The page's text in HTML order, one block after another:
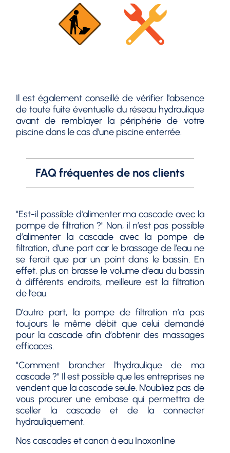
Il est également conseillé de vérifier l'absence
de toute fuite éventuelle du réseau hydraulique
avant de remblayer la périphérie de votre
piscine dans le cas d'une piscine enterrée.
FAQ fréquentes de nos clients
"Est-il possible d'alimenter ma cascade avec la
pompe de filtration ?" Non, il n’est pas possible
d’alimenter la cascade avec la pompe de
filtration, d’une part car le brassage de l’eau ne
se ferait que par un point dans le bassin. En
effet, plus on brasse le volume d’eau du bassin
à différents endroits, meilleure est la filtration
de l’eau.
D’autre part, la pompe de filtration n’a pas
toujours le même débit que celui demandé
pour la cascade afin d’obtenir des massages
efficaces.
"Comment brancher l'hydraulique de ma
cascade ?" Il est possible que les entreprises ne
vendent que la cascade seule. N'oubliez pas de
vous procurer une embase qui permettra de
sceller la cascade et de la connecter
hydrauliquement.
Nos cascades et canon à eau Inoxonline